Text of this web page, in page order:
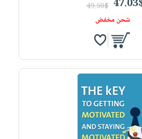
49.50$
شحن مخفض